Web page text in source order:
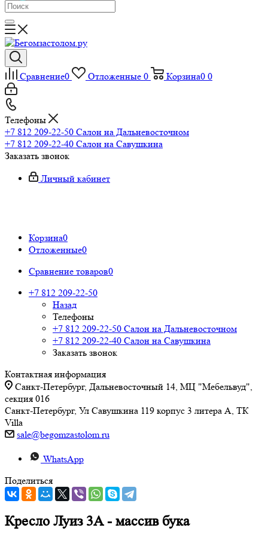
Сравнение0 Отложенные 0 Корзина0 0
Телефоны
+7 812 209-22-50 Салон на Дальневосточном
+7 812 209-22-40 Салон на Савушкина
Заказать звонок
Личный кабинет
Корзина0
Отложенные0
Сравнение товаров0
+7 812 209-22-50
Назад
Телефоны
+7 812 209-22-50 Салон на Дальневосточном
+7 812 209-22-40 Салон на Савушкина
Заказать звонок
Контактная информация
Санкт-Петербург, Дальневосточный 14, МЦ "Мебельвуд",
секция 016
Санкт-Петербург, Ул Савушкина 119 корпус 3 литера А, ТК
Villa
sale@begomzastolom.ru
WhatsApp
Поделиться
Кресло Луиз 3А - массив бука